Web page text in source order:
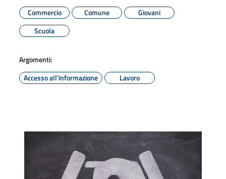
Commercio
Comune
Giovani
Scuola
Argomenti:
Accesso all'informazione
Lavoro